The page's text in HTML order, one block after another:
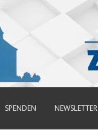
SPENDEN NEWSLETTER